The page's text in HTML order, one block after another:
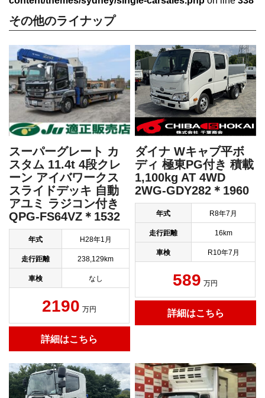
その他のライナップ
スーパーグレート カ
スタム 11.4t 4段クレ
ーン アイバワークス
スライドデッキ 自動
アユミ ラジコン付き
QPG-FS64VZ＊1532
年式 H28年1月
走行距離 238,129km
車検 なし
2190 万円
詳細はこちら
ダイナ Wキャブ平ボ
ディ 極東PG付き 積載
1,100kg AT 4WD
2WG-GDY282＊1960
年式 R8年7月
走行距離 16km
車検 R10年7月
589 万円
詳細はこちら